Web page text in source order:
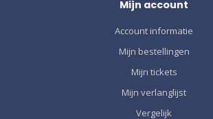
Mijn account
Account informatie
Mijn bestellingen
Mijn tickets
Mijn verlanglijst
Vergelijk